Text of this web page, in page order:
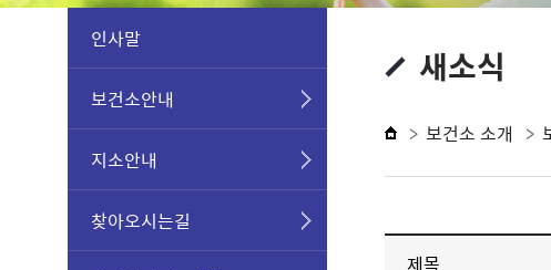
인사말
보건소안내
지소안내
찾아오시는길
새소식
보건소 소개
제목